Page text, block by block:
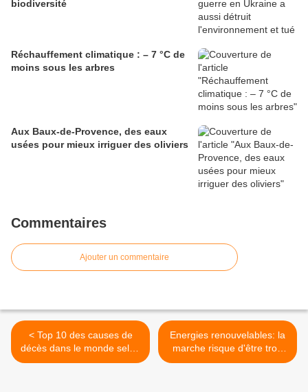
biodiversité
Réchauffement climatique : – 7 °C de
moins sous les arbres
Aux Baux-de-Provence, des eaux
usées pour mieux irriguer des oliviers
Commentaires
Ajouter un commentaire
< Top 10 des causes de
décès dans le monde selon
l’OMS
Energies renouvelables: la
marche risque d'être trop
haute >